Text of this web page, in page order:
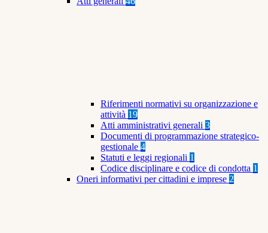
Riferimenti normativi su organizzazione e
attività 19
Atti amministrativi generali 3
Documenti di programmazione strategico-
gestionale 4
Statuti e leggi regionali 1
Codice disciplinare e codice di condotta 1
Oneri informativi per cittadini e imprese 2